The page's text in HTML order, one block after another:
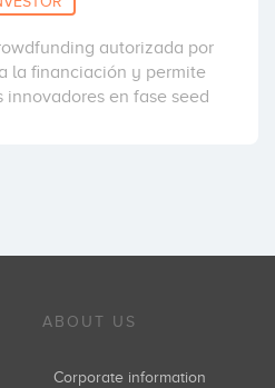
autorizada por
la financiación y permite
en fase seed
ABOUT US
Corporate information